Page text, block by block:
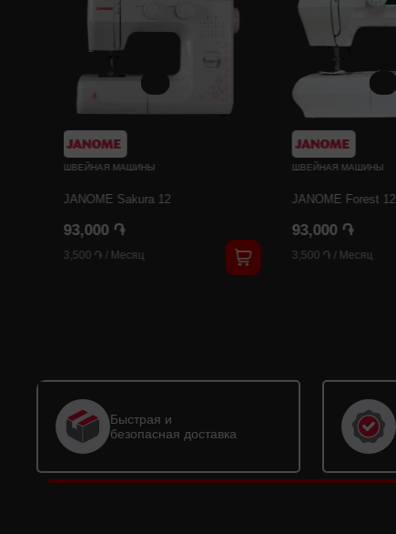
ШВЕЙНАЯ МАШИНЫ
JANOME Sakura 12
93,000 ֏
3,500 ֏ / Месяц
ШВЕЙНАЯ МАШИНЫ
JANOME Forest 12
93,000 ֏
3,500 ֏ / Месяц
Быстрая и
безопасная доставка